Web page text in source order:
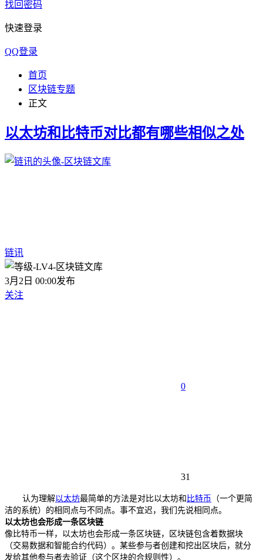
找回密码
快速登录
QQ登录
首页
区块链专题
正文
以太坊和比特币对比都有哪些相似之处
链讯
3月2日 00:00发布
关注
0
31
认为理解以太坊最简单的方法是对比以太坊和 比特币
（一个更简
洁的系统）的相同点与不同点。事不宜迟，我们先说相同点。
以太坊也会形成一条 区块链
像比特币一样，以太坊也会形成一条区块链，区块链包含着数据块
（交易数据和智能合约代码）。某些参与者创建和挖出区块后，就分
发给其他参与者去验证（这个区块的合规则性）。